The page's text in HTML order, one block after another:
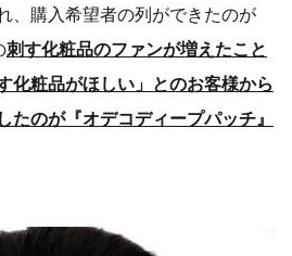
、購入希望者の列ができたのが
刺す化粧品のファンが増えたこと
化粧品がほしい」とのお客様から
たのが『オデコディープパッチ』